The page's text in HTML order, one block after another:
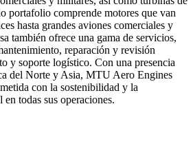
portafolio comprende motores que van
hasta grandes aviones comerciales y
también ofrece una gama de servicios,
reparación y revisión
y soporte logístico. Con una presencia
del Norte y Asia, MTU Aero Engines
con la sostenibilidad y la
todas sus operaciones.